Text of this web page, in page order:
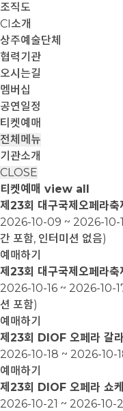
조직도
CI소개
상주예술단체
협력기관
오시는길
멤버십
공연일정
티켓예매
전체메뉴
기관소개
CLOSE
티켓예매 view all
제23회 대구국제오페라축
2026-10-09 ~ 2026-10-
간 포함, 인터미션 없음)
예매하기
제23회 대구국제오페라축
2026-10-16 ~ 2026-10-
션 포함)
예매하기
제23회 DIOF 오페라 갈
2026-10-18 ~ 2026-10-
예매하기
제23회 DIOF 오페라 쇼
2026-10-21 ~ 2026-10-